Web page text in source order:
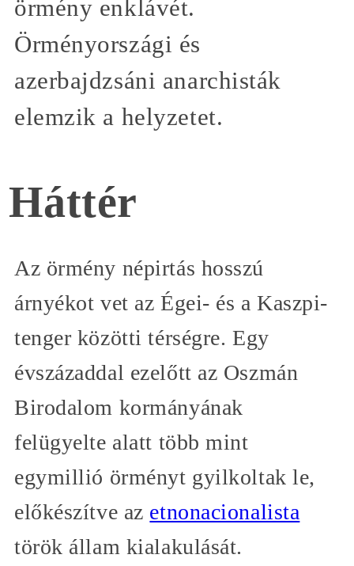
örmény enklávét.
Örményországi és
azerbajdzsáni anarchisták
elemzik a helyzetet.
Háttér
Az örmény népirtás hosszú
árnyékot vet az Égei- és a Kaszpi-
tenger közötti térségre. Egy
évszázaddal ezelőtt az Oszmán
Birodalom kormányának
felügyelte alatt több mint
egymillió örményt gyilkoltak le,
előkészítve az etnonacionalista
török állam kialakulását.